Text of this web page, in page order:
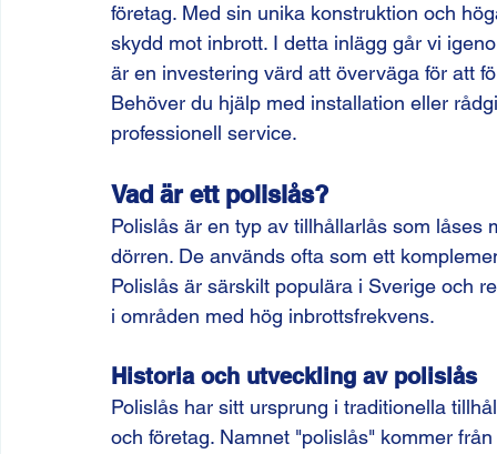
företag. Med sin unika konstruktion och
skydd mot inbrott. I detta inlägg går vi
är en investering värd att överväga för att
Behöver du hjälp med installation eller
professionell service.
Vad är ett polislås?
Polislås är en typ av tillhållarlås som
dörren. De används ofta som ett
Polislås är särskilt populära i Sverige och
i områden med hög inbrottsfrekvens.
Historia och utveckling av polislås
Polislås har sitt ursprung i traditionella
och företag. Namnet "polislås" kommer